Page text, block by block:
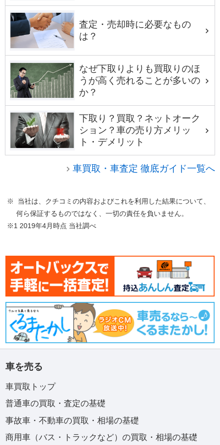
査定・売却時に必要なもの
は？
なぜ下取りよりも買取りのほ
うが高く売れることが多いの
か？
下取り？買取？ネットオーク
ション？車の売り方メリッ
ト・デメリット
車買取・車査定 徹底ガイド一覧へ
※ 当社は、クチコミの内容およびこれを利用した結果について、
何ら保証するものではなく、一切の責任を負いません。
※1 2019年4月時点 当社調べ
車を売る
車買取トップ
普通車の買取・査定の基礎
事故車・不動車の買取・相場の基礎
商用車（バス・トラックなど）の買取・相場の基礎